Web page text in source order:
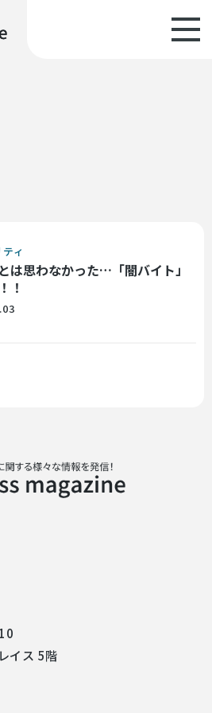
ィ
は思わなかった…「闇バイト」
意！！
イス 5階